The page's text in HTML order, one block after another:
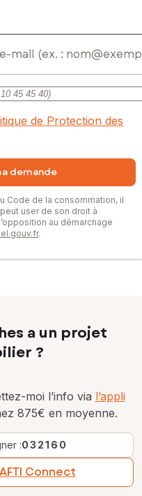
opportunité pour
dans un cadre naturel
une visite, contactez-
auxquels ce bien est
Géorisques :
: Elisabeth LOPEZ, Tél. :
- EI - Agent
de Protection des
demande
Code de la consommation, il
user de son droit à
au démarchage
.
a un projet
?
moi l’info via l’appli
875€ en moyenne.
:032160
Connect